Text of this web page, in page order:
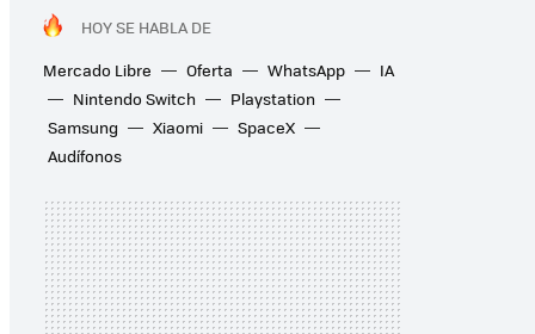
HOY SE HABLA DE
Mercado Libre
Oferta WhatsApp
IA
Nintendo Switch
Playstation
Samsung
Xiaomi
SpaceX
Audífonos